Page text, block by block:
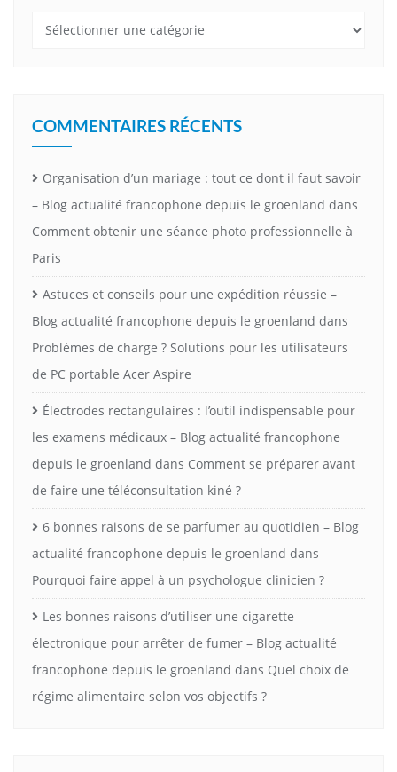
Catégories
COMMENTAIRES RÉCENTS
Organisation d’un mariage : tout ce dont il faut savoir
– Blog actualité francophone depuis le groenland dans
Comment obtenir une séance photo professionnelle à
Paris
Astuces et conseils pour une expédition réussie –
Blog actualité francophone depuis le groenland dans
Problèmes de charge ? Solutions pour les utilisateurs
de PC portable Acer Aspire
Électrodes rectangulaires : l’outil indispensable pour
les examens médicaux – Blog actualité francophone
depuis le groenland dans Comment se préparer avant
de faire une téléconsultation kiné ?
6 bonnes raisons de se parfumer au quotidien – Blog
actualité francophone depuis le groenland dans
Pourquoi faire appel à un psychologue clinicien ?
Les bonnes raisons d’utiliser une cigarette
électronique pour arrêter de fumer – Blog actualité
francophone depuis le groenland dans Quel choix de
régime alimentaire selon vos objectifs ?